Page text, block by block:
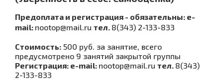
Предоплата и регистрация - обязательны: e-
mail: nootop@mail.ru тел. 8(343) 2-133-833
Стоимость: 500 руб. за занятие, всего
предусмотрено 9 занятий закрытой группы
Регистрация: e-mail: nootop@mail.ru тел. 8(343)
2-133-833